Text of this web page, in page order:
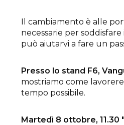
Il cambiamento è alle
necessarie per
può aiutarvi a fare un
Presso lo stand F6,
mostriamo come
tempo possibile.
Martedì 8 ottobre, 11.30